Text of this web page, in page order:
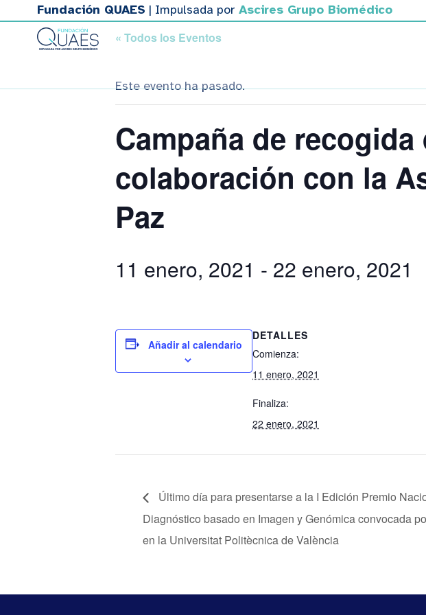
Fundación QUAES | Impulsada por Ascires Grupo Biomédico
« Todos los Eventos
Este evento ha pasado.
Campaña de
colaboración con la
Paz
11 enero, 2021 - 22 enero, 2021
Añadir al calendario
DETALLES
Comienza:
11 enero, 2021
Finaliza:
22 enero, 2021
Último día para presentarse a la I Edición Premio
Diagnóstico basado en Imagen y Genómica convocada
en la Universitat Politècnica de València